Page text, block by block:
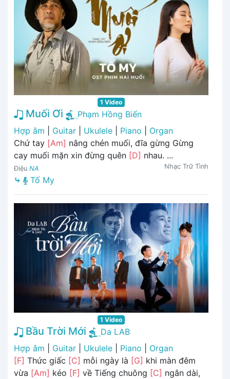
1 Video
Muối Ơi
Phạm Hồng Biển
Hợp âm
Guitar Ukulele Piano
Organ
Chứ tay [Am] nâng chén muối, đĩa gừng Gừng
cay muối mặn xin đừng quên [D] nhau. ...
Điệu NA Nhạc Trữ Tình
⤷ Tố My
1 Video
Bầu Trời Mới
Da LAB
Hợp âm
Guitar Ukulele Piano
Organ
[F] Thức giấc [C] mỗi ngày là [G] khi màn đêm
vừa [Am] kéo [F] về Tiếng chuông [C] ngân dài,